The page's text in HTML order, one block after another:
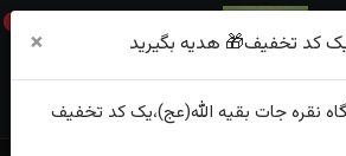
0
کد تخفیف🎁 هدیه بگیرید ×
نقره جات بقیه الله(عج)،یک کد تخفیف